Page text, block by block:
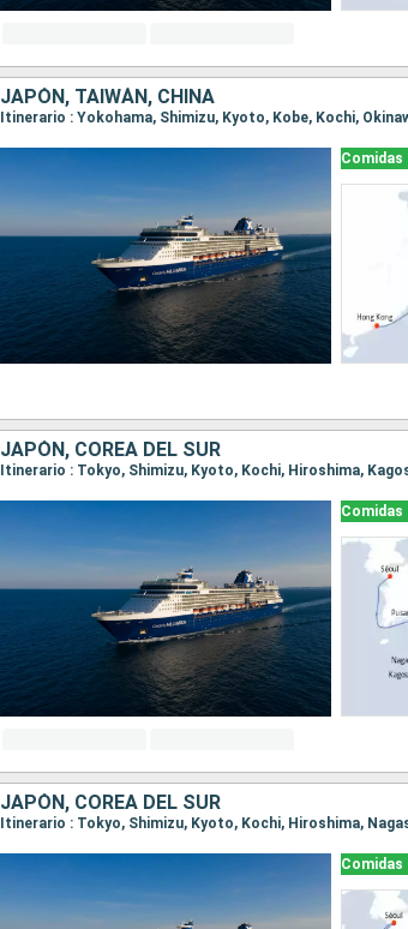
JAPÓN, TAIWÁN, CHINA
Itinerario : Yokohama, Shimizu, Kyoto, Kobe, Kochi,
Comidas
JAPÓN, COREA DEL SUR
Itinerario : Tokyo, Shimizu, Kyoto, Kochi, Hiroshima,
Comidas
JAPÓN, COREA DEL SUR
Itinerario : Tokyo, Shimizu, Kyoto, Kochi, Hiroshima,
Comidas